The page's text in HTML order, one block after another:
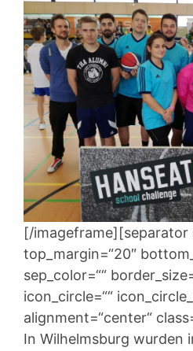
[/imageframe][separator
top_margin=“20″
sep_color=““
icon_circle=““
alignment=“center“
In Wilhelmsburg wurden